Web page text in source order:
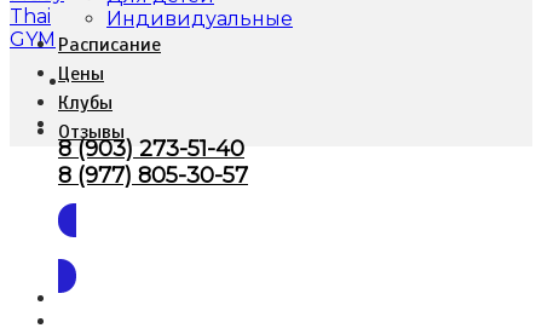
8 (903) 273-51-40
8 (977) 805-30-57
Индивидуальные
Расписание
Цены
Клубы
Отзывы